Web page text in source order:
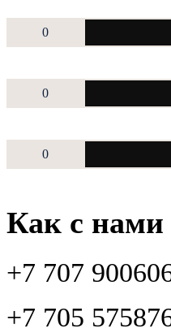
0
0
0
Как с нами
+7 707
+7 705